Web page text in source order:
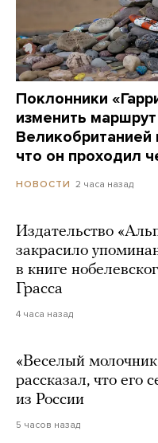
Поклонники
изменить
что он проходил
НОВОСТИ 2 часа назад
Издательство
закрасило
в книге
Грасса
4 часа назад
«Веселый
рассказал, что его
из России
5 часов назад